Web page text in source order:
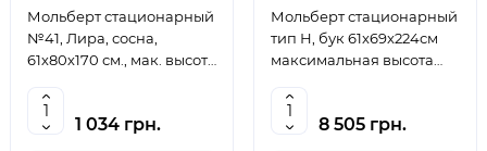
Мольберт стационарный
№41, Лира, сосна,
61х80х170 см., мак. высота
Studio
1 034 грн.
Мольберт стационарный
тип Н, бук 61x69x224см
максимальная высота
6059
8 505 грн.